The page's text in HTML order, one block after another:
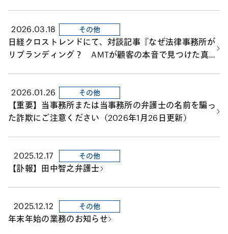
2026.03.18 その他
日経クロストレンドにて、対談記事『なぜ法律事務所が
リブランディング？ AMTが顧客の本音で見つけた真
2026.01.26 その他
【重要】当事務所または当事務所の弁護士の名前を騙っ
た詐欺にご注意ください（2026年1月26日更新）
2025.12.17 その他
【訃報】田中智之弁護士
2025.12.12 その他
年末年始の業務のお知らせ